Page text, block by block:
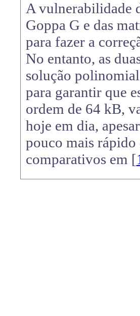
A vulnerabilidade
Goppa G e das
para fazer a
No entanto, as
solução
para garantir que
ordem de 64 kB,
hoje em dia,
pouco mais
comparativos em [